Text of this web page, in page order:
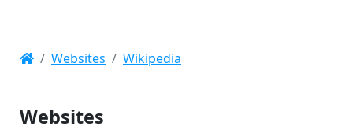
Websites Wikipedia
Websites